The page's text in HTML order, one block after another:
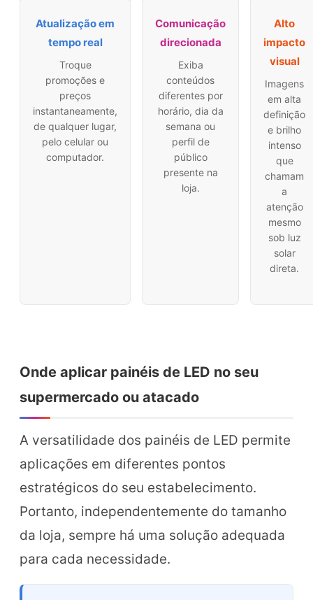
Atualização em
tempo real
Troque
promoções e
preços
instantaneamente,
de qualquer lugar,
pelo celular ou
computador.
Comunicação
direcionada
Exiba
conteúdos
diferentes por
horário, dia da
semana ou
perfil de
público
presente na
loja.
Alto
impacto
visual
Imagens
em alta
definição
e brilho
intenso
que
chamam
a
atenção
mesmo
sob luz
solar
direta.
Onde aplicar painéis de LED no seu
supermercado ou atacado
A versatilidade dos painéis de LED permite
aplicações em diferentes pontos
estratégicos do seu estabelecimento.
Portanto, independentemente do tamanho
da loja, sempre há uma solução adequada
para cada necessidade.